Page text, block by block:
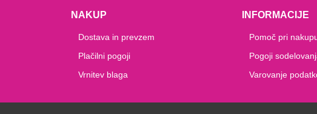
NAKUP
Dostava in prevzem
Plačilni pogoji
Vrnitev blaga
INFORMACIJE
Pomoč pri
Pogoji
Varovanje